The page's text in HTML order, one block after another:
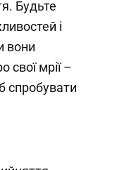
Будьте
і
вони
свої мрії –
спробувати